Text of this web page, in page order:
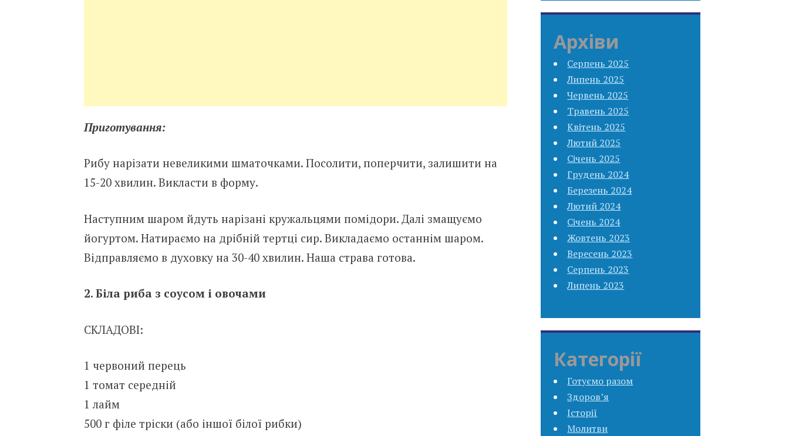
Приготування:
Рибу нарізати невеликими шматочками. Посолити, поперчити, залишити на
15-20 хвилин. Викласти в форму.
Наступним шаром йдуть нарізані кружальцями помідори. Далі змащуємо
йогуртом. Натираємо на дрібній тертці сир. Викладаємо останнім шаром.
Відправляємо в духовку на 30-40 хвилин. Наша страва готова.
2. Біла риба з соусом і овочами
СКЛАДОВІ:
1 червоний перець
1 томат середній
1 лайм
500 г філе тріски (або іншої білої рибки)
Архіви
Серпень 2025
Липень 2025
Червень 2025
Травень 2025
Квітень 2025
Лютий 2025
Січень 2025
Грудень 2024
Березень 2024
Лютий 2024
Січень 2024
Жовтень 2023
Вересень 2023
Серпень 2023
Липень 2023
Категорії
Готуємо разом
Здоров’я
Історії
Молитви